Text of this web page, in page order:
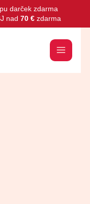
darček zdarma
nad 70 € zdarma